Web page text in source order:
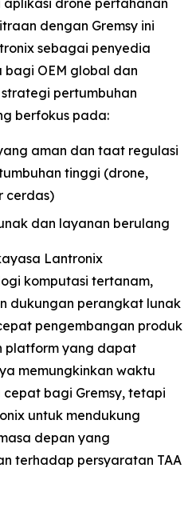
drone pertahanan
dengan Gremsy ini
sebagai penyedia
OEM global dan
pertumbuhan
berfokus pada:
aman dan taat regulasi
tinggi (drone,
cerdas)
dan layanan berulang
Lantronix
komputasi tertanam,
dukungan perangkat lunak
pengembangan produk
platform yang dapat
memungkinkan waktu
bagi Gremsy, tetapi
untuk mendukung
depan yang
terhadap persyaratan TAA